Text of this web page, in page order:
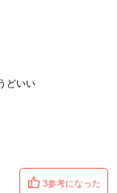
どいい
3参考になった